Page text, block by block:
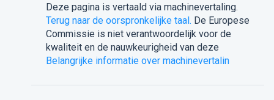
Deze pagina is vertaald via machinevertaling.
Terug naar de oorspronkelijke taal. De Europese
Commissie is niet verantwoordelijk voor de
kwaliteit en de nauwkeurigheid van deze
Belangrijke informatie over machinevertalin